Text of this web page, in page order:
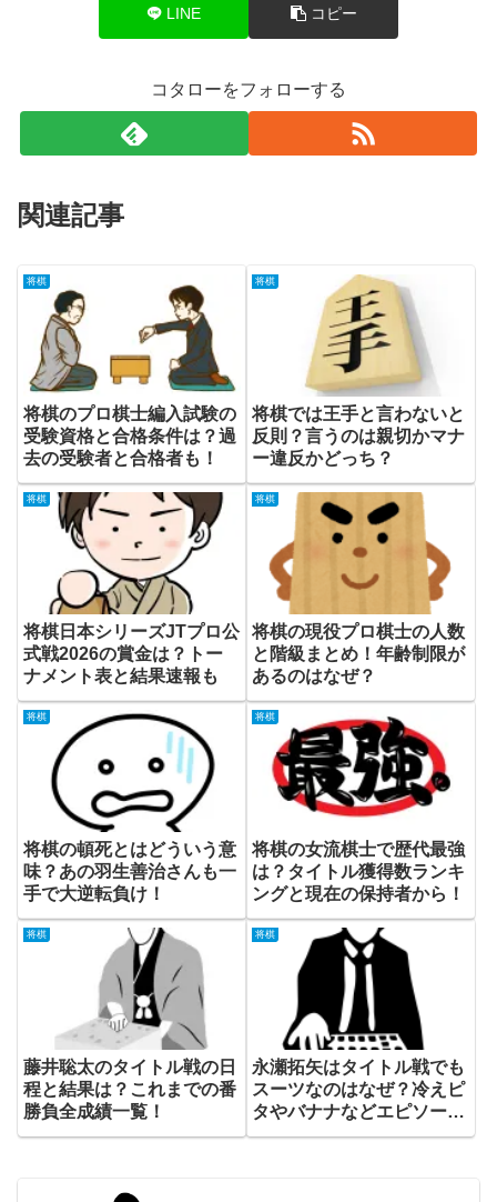
LINE コピー
コタローをフォローする
関連記事
将棋
将棋のプロ棋士編入試験の
受験資格と合格条件は？過
去の受験者と合格者も！
将棋
将棋では王手と言わないと
反則？言うのは親切かマナ
ー違反かどっち？
将棋
将棋日本シリーズJTプロ公
式戦2026の賞金は？トー
ナメント表と結果速報も
将棋
将棋の現役プロ棋士の人数
と階級まとめ！年齢制限が
あるのはなぜ？
将棋
将棋の頓死とはどういう意
味？あの羽生善治さんも一
手で大逆転負け！
将棋
将棋の女流棋士で歴代最強
は？タイトル獲得数ランキ
ングと現在の保持者から！
将棋
藤井聡太のタイトル戦の日
程と結果は？これまでの番
勝負全成績一覧！
将棋
永瀬拓矢はタイトル戦でも
スーツなのはなぜ？冷えピ
タやバナナなどエピソード
も